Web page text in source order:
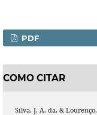
PDF
COMO CITAR
Silva, J. A. da, &